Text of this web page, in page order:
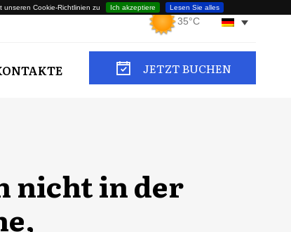
Cookie-Richtlinien zu Ich akzeptiere Lesen Sie alles
35°C
JETZT BUCHEN
nicht in der